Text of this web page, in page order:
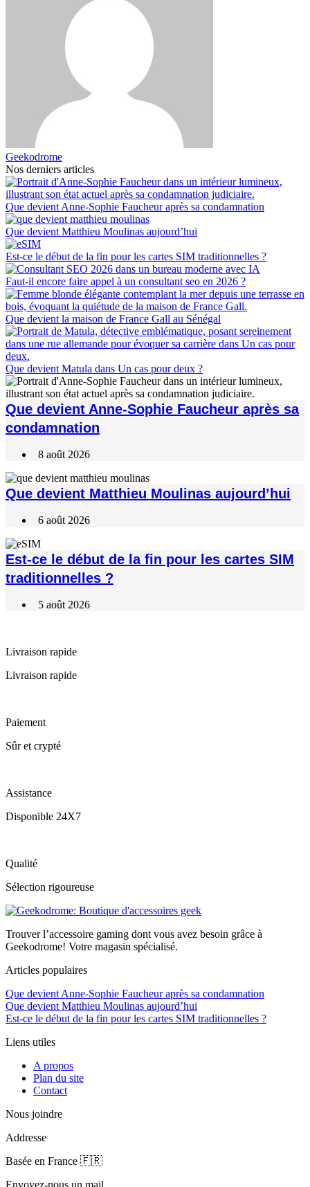
Geekodrome
Nos derniers articles
Que devient Anne-Sophie Faucheur après sa condamnation
Que devient Matthieu Moulinas aujourd’hui
Est-ce le début de la fin pour les cartes SIM traditionnelles ?
Faut-il encore faire appel à un consultant seo en 2026 ?
Que devient la maison de France Gall au Sénégal
Que devient Matula dans Un cas pour deux ?
Que devient Anne-Sophie Faucheur après sa
condamnation
8 août 2026
Que devient Matthieu Moulinas aujourd’hui
6 août 2026
Est-ce le début de la fin pour les cartes SIM
traditionnelles ?
5 août 2026
Livraison rapide
Livraison rapide
Paiement
Sûr et crypté
Assistance
Disponible 24X7
Qualité
Sélection rigoureuse
Trouver l’accessoire gaming dont vous avez besoin grâce à
Geekodrome! Votre magasin spécialisé.
Articles populaires
Que devient Anne-Sophie Faucheur après sa condamnation
Que devient Matthieu Moulinas aujourd’hui
Est-ce le début de la fin pour les cartes SIM traditionnelles ?
Liens utiles
A propos
Plan du site
Contact
Nous joindre
Addresse
Basée en France 🇫🇷